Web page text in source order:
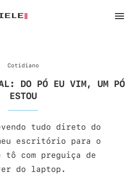
Cotidiano
DO PÓ EU VIM, UM PÓ
ESTOU
tudo direto do
escritório para o
com preguiça de
do laptop.